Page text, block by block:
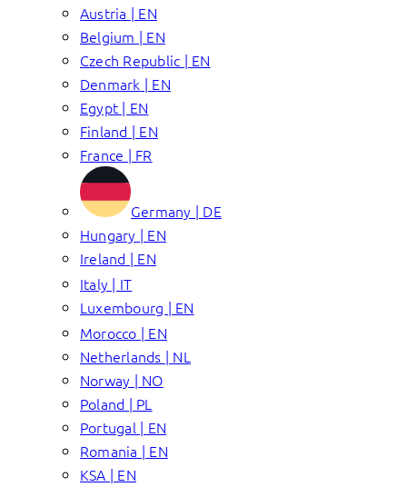
Austria | EN
Belgium | EN
Czech Republic | EN
Denmark | EN
Egypt | EN
Finland | EN
France | FR
Germany | DE
Hungary | EN
Ireland | EN
Italy | IT
Luxembourg | EN
Morocco | EN
Netherlands | NL
Norway | NO
Poland | PL
Portugal | EN
Romania | EN
KSA | EN